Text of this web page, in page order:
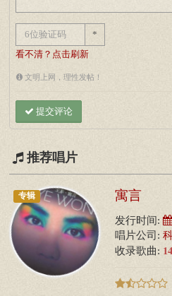
*
看不清？点击刷新
文明上网，理性发帖！
提交评论
推荐唱片
专辑 寓言
发行时间:
唱片公司:
收录歌曲: 14